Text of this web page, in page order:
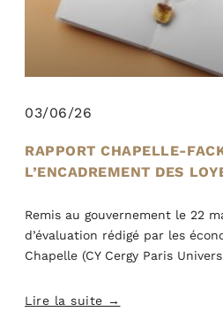
RAPPORT CHAPELLE-
L’ENCADREMENT DES
Remis au gouvernement le 22
d’évaluation rédigé par les
Chapelle (CY Cergy Paris
Lire la suite →
03/06/26